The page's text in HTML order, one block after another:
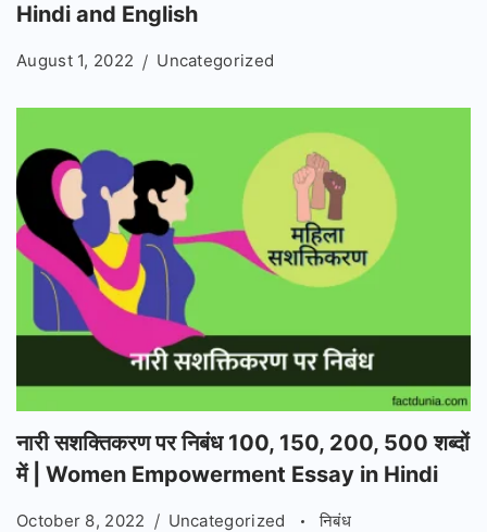
Hindi and English
August 1, 2022 Uncategorized
नारी सशक्तिकरण पर निबंध 100, 150, 200, 500 शब्दों
में | Women Empowerment Essay in Hindi
October 8, 2022 Uncategorized निबंध